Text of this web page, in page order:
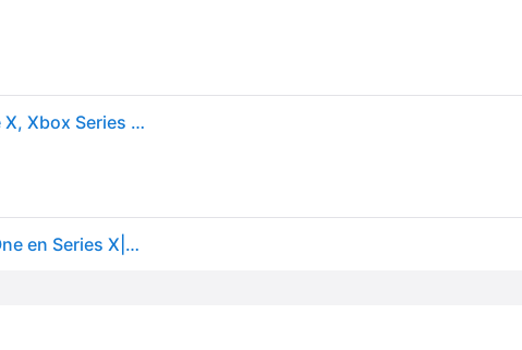
PDP Speel- en oplaadkit (Xbox One S, Xbox One X, Xbox Series S, Xbox Series X), Accessoires voor spelcomputers, Zwart
Play & Charge Kit voor controller - PDP - Xbox One en Series X|S - Zwart